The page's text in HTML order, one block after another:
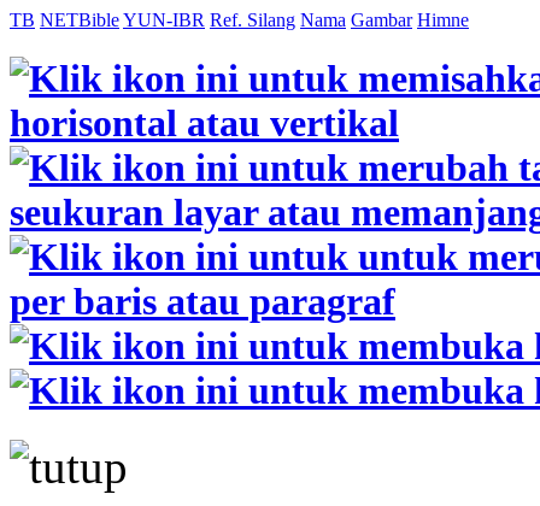
TB NETBibleYUN-IBR Ref. Silang Nama Gambar Himne